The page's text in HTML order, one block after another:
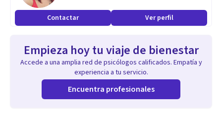
perdón.
Trabajo terapéutico, dirigido a la conciencia y al amar en
unión.
Crear sus valores, criterios.
Especialidad
Cuento con 36 años de experiencia.
Contactar Ver perfil
Empieza hoy tu viaje de bienestar
Accede a una amplia red de psicólogos calificados. Empatía y
experiencia a tu servicio.
Encuentra profesionales